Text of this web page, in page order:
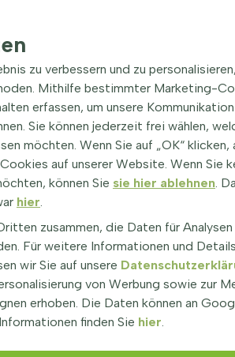
zu verbessern und zu
Mithilfe bestimmter Marketing-
erfassen, um unsere
Sie können jederzeit frei wählen,
möchten. Wenn Sie auf „OK“
auf unserer Website. Wenn Sie
können Sie sie hier ablehnen.
hier.
zusammen, die Daten für
Für weitere Informationen und
wir Sie auf unsere
von Werbung sowie zur
erhoben. Die Daten können an
finden Sie hier.